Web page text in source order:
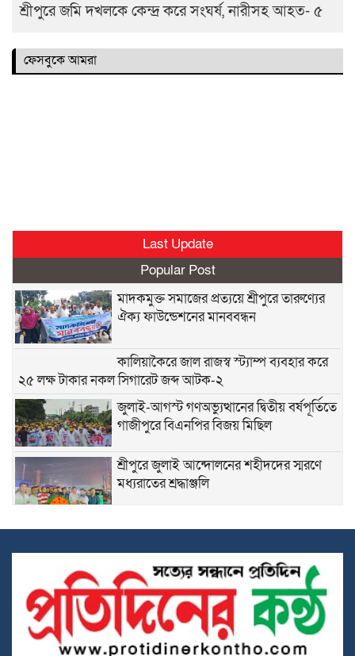
শ্রীপুরে জমি দখলকে কেন্দ্র করে সংঘর্ষ, নারীসহ আহত- ৫
ফেসবুকে আমরা
Last Update
Popular Post
মাদকমুক্ত সমাজের প্রত্যয়ে শ্রীপুরে তারুণ্যের
ঐক্য ফাউন্ডেশনের মানববন্ধন
কালিয়াকৈরে জাল রাজস্ব স্ট্যাম্প ব্যবহার করে
২৫ লক্ষ টাকার নকল সিগারেট জব্দ আটক-২
জুলাই-আগস্ট গণঅভ্যুত্থানের দ্বিতীয় বর্ষপূর্তিতে
গাজীপুরে বিএনপির বিজয় মিছিল
শ্রীপুরে জুলাই আন্দোলনের শহীদদের স্মরণে
মধ্যরাতের শ্রদ্ধাঞ্জলি
কলমের দামে ২৪ গুণ পার্থক্য, শ্রীপুর পৌরসভার
শ্রীপুরে জমি দখলকে কেন্দ্র করে সংঘর্ষ, নারীসহ
আহত- ৫